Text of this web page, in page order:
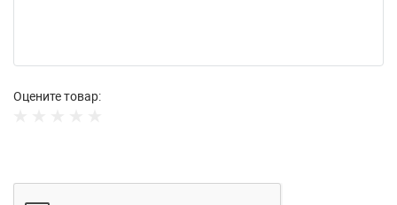
Оцените товар: